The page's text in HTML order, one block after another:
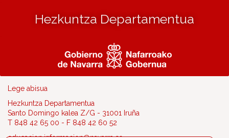
Hezkuntza Departamentua
Lege abisua
Hezkuntza Departamentua
Santo Domingo kalea Z/G - 31001 Iruña
T 848 42 65 00 - F 848 42 60 52